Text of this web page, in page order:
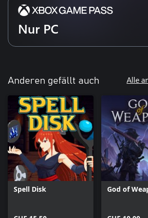
Nur PC
Anderen gefällt auch Alle
Spell Disk God of